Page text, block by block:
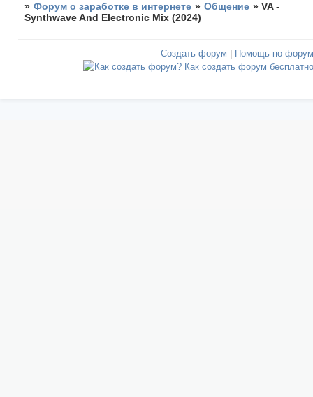
» Форум о заработке в интернете » Общение »VA -
Synthwave And Electronic Mix (2024)
Создать форум | Помощь по